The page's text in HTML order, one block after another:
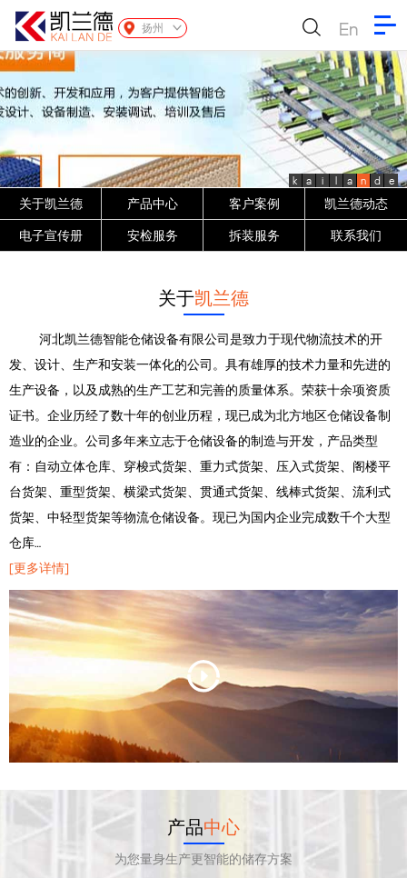
扬州 En
k a i l a n d e
关于凯兰德 产品中心 客户案例 凯兰德动态
电子宣传册 安检服务 拆装服务 联系我们
关于凯兰德
河北凯兰德智能仓储设备有限公司是致力于现代物流技术的开
发、设计、生产和安装一体化的公司。具有雄厚的技术力量和先进的
生产设备，以及成熟的生产工艺和完善的质量体系。荣获十余项资质
证书。企业历经了数十年的创业历程，现已成为北方地区仓储设备制
造业的企业。公司多年来立志于仓储设备的制造与开发，产品类型
有：自动立体仓库、穿梭式货架、重力式货架、压入式货架、阁楼平
台货架、重型货架、横梁式货架、贯通式货架、线棒式货架、流利式
货架、中轻型货架等物流仓储设备。现已为国内企业完成数千个大型
仓库…
[更多详情]
产品中心
为您量身生产更智能的储存方案